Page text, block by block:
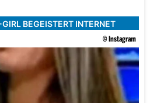
BEGEISTERT INTERNET
© Instagram